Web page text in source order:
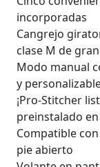
incorporadas
Cangrejo
clase M de
Modo manual
y
¡Pro-Stitcher
preinstalado
Compatible
pie abierto